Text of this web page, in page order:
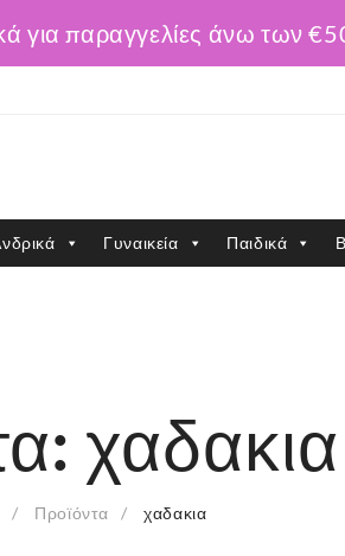
για παραγγελίες άνω των
Γυναικεία Παιδικά
χαδακια
Προϊόντα χαδακια